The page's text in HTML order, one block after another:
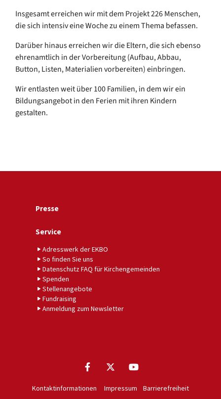
Insgesamt erreichen wir mit dem Projekt 226 Menschen,
die sich intensiv eine Woche zu einem Thema befassen.
Darüber hinaus erreichen wir die Eltern, die sich ebenso
ehrenamtlich in der Vorbereitung (Aufbau, Abbau,
Button, Listen, Materialien vorbereiten) einbringen.
Wir entlasten weit über 100 Familien, in dem wir ein
Bildungsangebot in den Ferien mit ihren Kindern
gestalten.
Presse
Service
Adresswerk der EKBO
So finden Sie uns
Datenschutz FAQ für Kirchengemeinden
Spenden
Stellenangebote
Fundraising
Anmeldung zum Newsletter
Kontaktinformationen Impressum Barrierefreiheit